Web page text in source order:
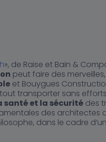
», de Raise et Bain &
peut faire des
et Bouygues
transporter sans
santé et la sécurité des
des architectes
dans le cadre